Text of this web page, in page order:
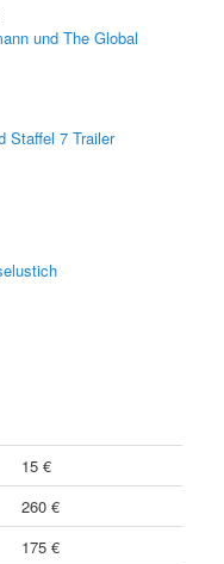
und The Global
Staffel 7 Trailer
15 €
260 €
175 €